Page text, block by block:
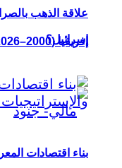
إسرائيل؟
علاقة الذهب
إفريقيا (2000–2026)
بناء اقتصادات